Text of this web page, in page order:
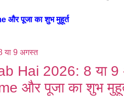
और पूजा का शुभ मुहूर्त
Hai 2026: 8 या 9
और पूजा का शुभ